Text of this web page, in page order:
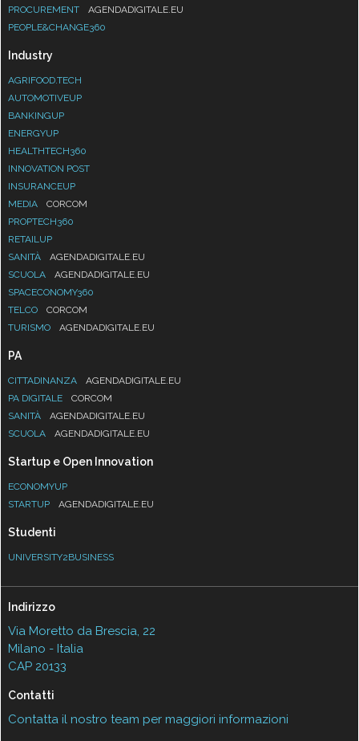
PROCUREMENT
AGENDADIGITALE.EU
PEOPLE&CHANGE360
Industry
AGRIFOOD.TECH
AUTOMOTIVEUP
BANKINGUP
ENERGYUP
HEALTHTECH360
INNOVATION POST
INSURANCEUP
MEDIA
CORCOM
PROPTECH360
RETAILUP
SANITÀ
AGENDADIGITALE.EU
SCUOLA
AGENDADIGITALE.EU
SPACECONOMY360
TELCO
CORCOM
TURISMO
AGENDADIGITALE.EU
PA
CITTADINANZA
AGENDADIGITALE.EU
PA DIGITALE
CORCOM
SANITÀ
AGENDADIGITALE.EU
SCUOLA
AGENDADIGITALE.EU
Startup e Open Innovation
ECONOMYUP
STARTUP
AGENDADIGITALE.EU
Studenti
UNIVERSITY2BUSINESS
Indirizzo
Via Moretto da Brescia, 22
Milano - Italia
CAP 20133
Contatti
Contatta il nostro team per maggiori informazioni